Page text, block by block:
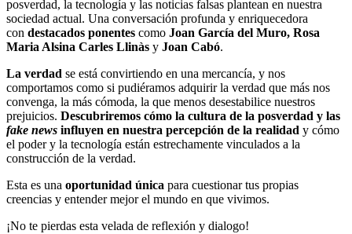
posverdad, la tecnología y las noticias falsas plantean en nuestra
sociedad actual. Una conversación profunda y enriquecedora
con destacados ponentes como Joan García del Muro, Rosa
Maria Alsina Carles Llinàs y Joan Cabó.
La verdad se está convirtiendo en una mercancía, y nos
comportamos como si pudiéramos adquirir la verdad que más nos
convenga, la más cómoda, la que menos desestabilice nuestros
prejuicios. Descubriremos cómo la cultura de la posverdad y las
fake news influyen en nuestra percepción de la realidad y cómo
el poder y la tecnología están estrechamente vinculados a la
construcción de la verdad.
Esta es una oportunidad única para cuestionar tus propias
creencias y entender mejor el mundo en que vivimos.
¡No te pierdas esta velada de reflexión y dialogo!